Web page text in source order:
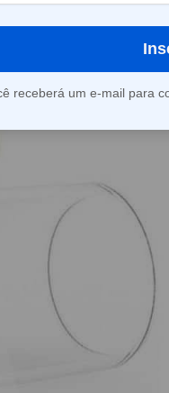
receberá um e-mail para